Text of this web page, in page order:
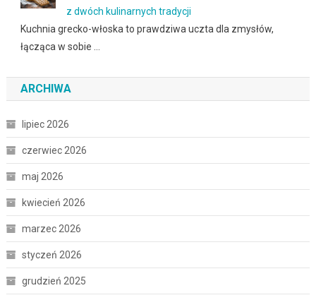
z dwóch kulinarnych tradycji
Kuchnia grecko-włoska to prawdziwa uczta dla zmysłów,
łącząca w sobie …
ARCHIWA
lipiec 2026
czerwiec 2026
maj 2026
kwiecień 2026
marzec 2026
styczeń 2026
grudzień 2025